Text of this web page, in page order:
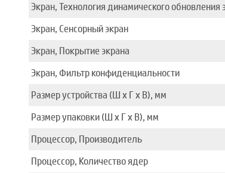
Экран, Технология динамического обновления
Экран, Сенсорный экран
Экран, Покрытие экрана
Экран, Фильтр конфиденциальности
Размер устройства (Ш x Г x В), мм
Размер упаковки (Ш x Г x В), мм
Процессор, Производитель
Процессор, Количество ядер